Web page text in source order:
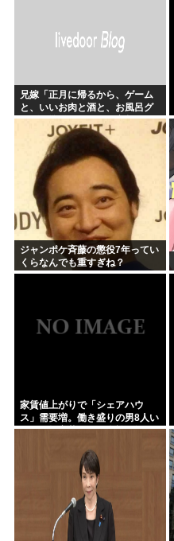
兄嫁「正月に帰るから、ゲーム
と、いいお肉と酒と、お風呂グ
ッズの準備しとけよ」寝起きの
私「知るかボケ」兄嫁「キィィ
ィィー！！！！」私「あ…」
ジャンポケ斉藤の懲役7年ってい
くらなんでも重すぎね？
家賃値上がりで「シェアハウ
ス」需要増。働き盛りの男8人い
れば一軒家暮らしも余裕で毎日